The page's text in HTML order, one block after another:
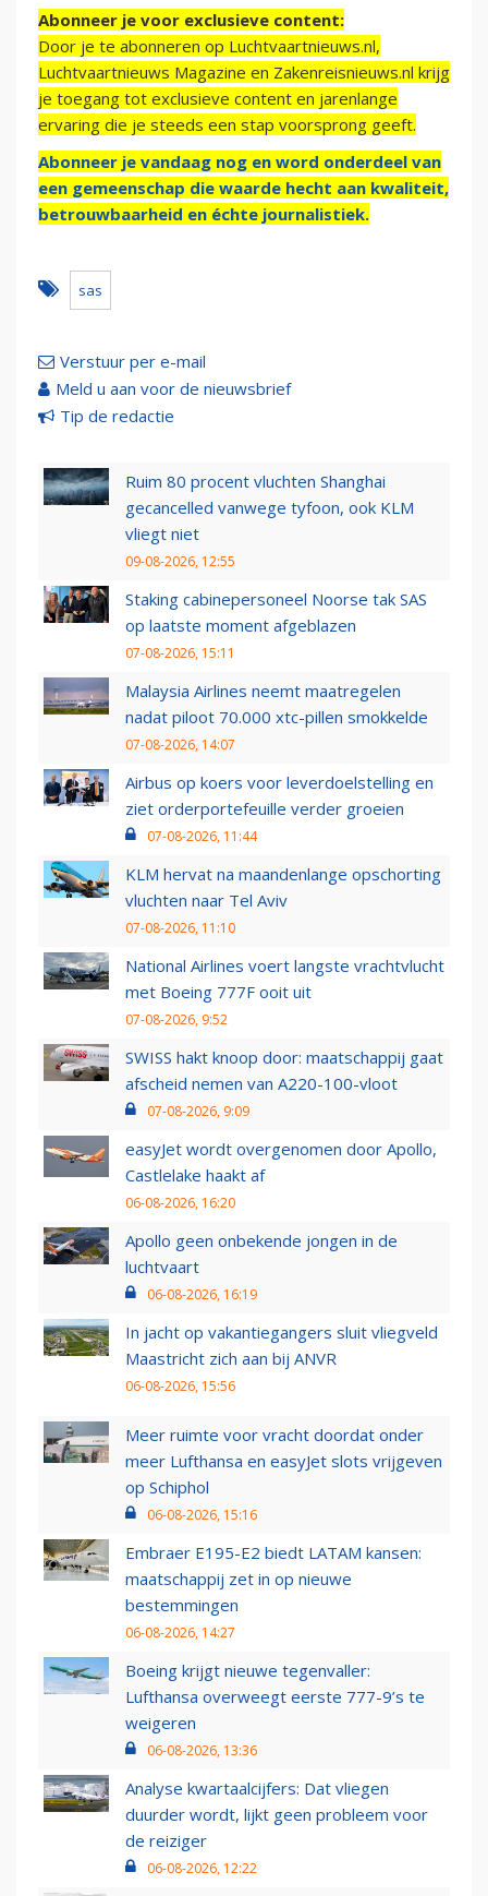
Abonneer je voor exclusieve content:
Door je te abonneren op Luchtvaartnieuws.nl,
Luchtvaartnieuws Magazine en Zakenreisnieuws.nl krijg
je toegang tot exclusieve content en jarenlange
ervaring die je steeds een stap voorsprong geeft.
Abonneer je vandaag nog en word onderdeel van
een gemeenschap die waarde hecht aan kwaliteit,
betrouwbaarheid en échte journalistiek.
sas
Verstuur per e-mail
Meld u aan voor de nieuwsbrief
Tip de redactie
Ruim 80 procent vluchten Shanghai
gecancelled vanwege tyfoon, ook KLM
vliegt niet
09-08-2026, 12:55
Staking cabinepersoneel Noorse tak SAS
op laatste moment afgeblazen
07-08-2026, 15:11
Malaysia Airlines neemt maatregelen
nadat piloot 70.000 xtc-pillen smokkelde
07-08-2026, 14:07
Airbus op koers voor leverdoelstelling en
ziet orderportefeuille verder groeien
07-08-2026, 11:44
KLM hervat na maandenlange opschorting
vluchten naar Tel Aviv
07-08-2026, 11:10
National Airlines voert langste vrachtvlucht
met Boeing 777F ooit uit
07-08-2026, 9:52
SWISS hakt knoop door: maatschappij gaat
afscheid nemen van A220-100-vloot
07-08-2026, 9:09
easyJet wordt overgenomen door Apollo,
Castlelake haakt af
06-08-2026, 16:20
Apollo geen onbekende jongen in de
luchtvaart
06-08-2026, 16:19
In jacht op vakantiegangers sluit vliegveld
Maastricht zich aan bij ANVR
06-08-2026, 15:56
Meer ruimte voor vracht doordat onder
meer Lufthansa en easyJet slots vrijgeven
op Schiphol
06-08-2026, 15:16
Embraer E195-E2 biedt LATAM kansen:
maatschappij zet in op nieuwe
bestemmingen
06-08-2026, 14:27
Boeing krijgt nieuwe tegenvaller:
Lufthansa overweegt eerste 777-9’s te
weigeren
06-08-2026, 13:36
Analyse kwartaalcijfers: Dat vliegen
duurder wordt, lijkt geen probleem voor
de reiziger
06-08-2026, 12:22